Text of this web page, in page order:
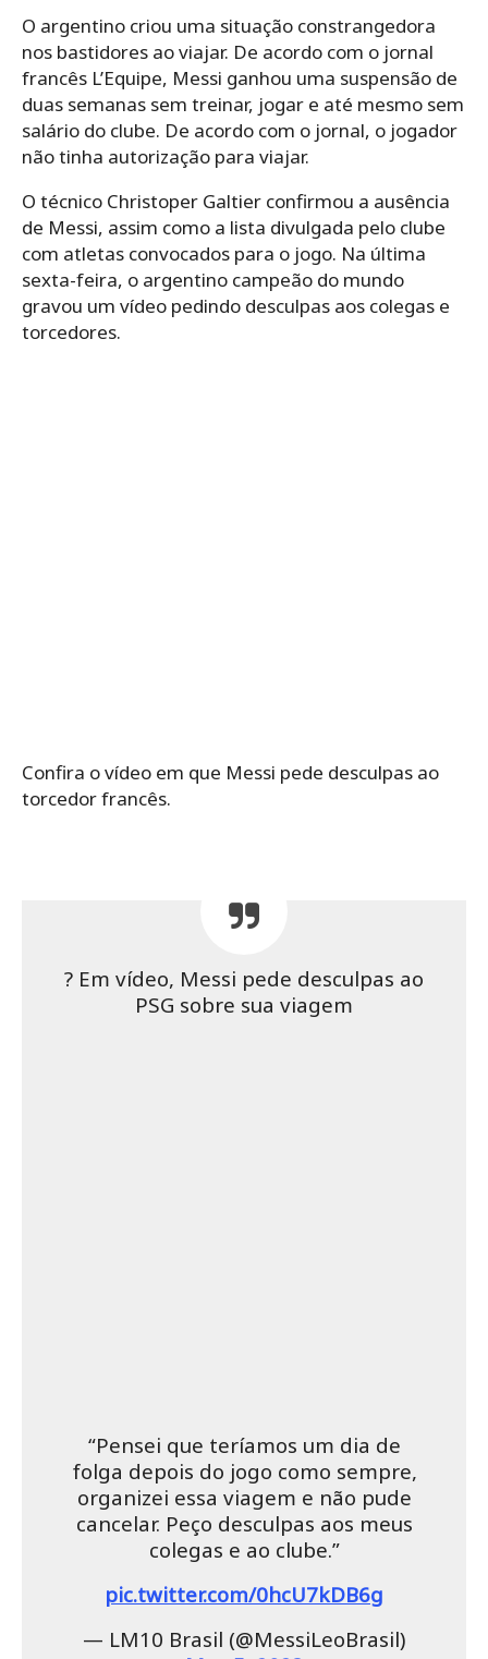
O argentino criou uma situação constrangedora
nos bastidores ao viajar. De acordo com o jornal
francês L’Equipe, Messi ganhou uma suspensão de
duas semanas sem treinar, jogar e até mesmo sem
salário do clube. De acordo com o jornal, o jogador
não tinha autorização para viajar.
O técnico Christoper Galtier confirmou a ausência
de Messi, assim como a lista divulgada pelo clube
com atletas convocados para o jogo. Na última
sexta-feira, o argentino campeão do mundo
gravou um vídeo pedindo desculpas aos colegas e
torcedores.
Confira o vídeo em que Messi pede desculpas ao
torcedor francês.
? Em vídeo, Messi pede desculpas ao
PSG sobre sua viagem
“Pensei que teríamos um dia de
folga depois do jogo como sempre,
organizei essa viagem e não pude
cancelar. Peço desculpas aos meus
colegas e ao clube.”
pic.twitter.com/0hcU7kDB6g
— LM10 Brasil (@MessiLeoBrasil)